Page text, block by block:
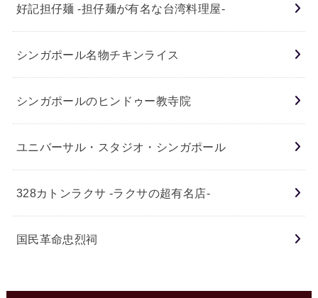
好記担仔麺 -担仔麺が有名な台湾料理屋-
シンガポール名物チキンライス
シンガポールのヒンドゥー教寺院
ユニバーサル・スタジオ・シンガポール
328カトンラクサ -ラクサの超有名店-
国民革命忠烈祠